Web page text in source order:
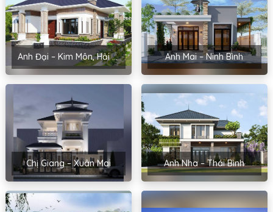
Anh Đại – Kim Môn, Hải Dương Anh Mai – Ninh Bình
Chị Giang – Xuân Mai Anh Nha – Thái Bình